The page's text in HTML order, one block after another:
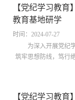
违法案例，深刻揭示
职工要将纪律规矩...
【党纪学习教
教育基地研学
时间：2024-07-27
为深入开展党纪
筑牢思想防线，笃行
【党纪学习教